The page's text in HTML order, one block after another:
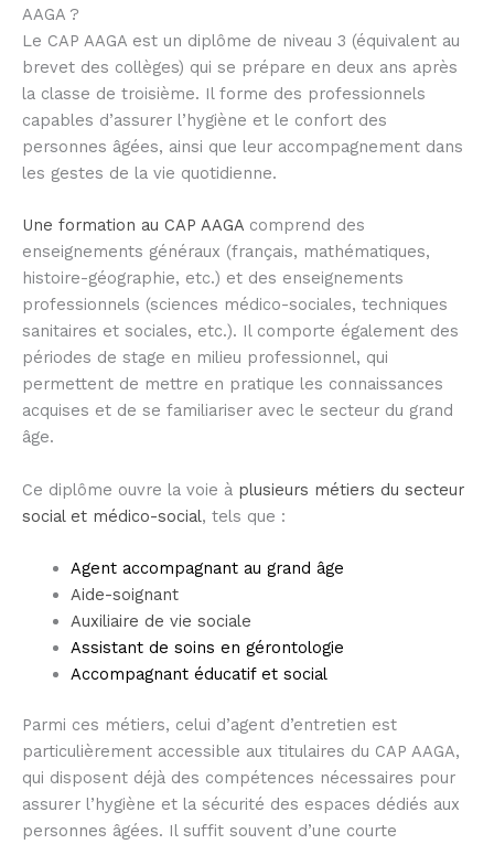
AAGA ?
Le CAP AAGA est un diplôme de niveau 3 (équivalent au
brevet des collèges) qui se prépare en deux ans après
la classe de troisième. Il forme des professionnels
capables d’assurer l’hygiène et le confort des
personnes âgées, ainsi que leur accompagnement dans
les gestes de la vie quotidienne.
Une formation au CAP AAGA comprend des
enseignements généraux (français, mathématiques,
histoire-géographie, etc.) et des enseignements
professionnels (sciences médico-sociales, techniques
sanitaires et sociales, etc.). Il comporte également des
périodes de stage en milieu professionnel, qui
permettent de mettre en pratique les connaissances
acquises et de se familiariser avec le secteur du grand
âge.
Ce diplôme ouvre la voie à plusieurs métiers du secteur
social et médico-social, tels que :
Agent accompagnant au grand âge
Aide-soignant
Auxiliaire de vie sociale
Assistant de soins en gérontologie
Accompagnant éducatif et social
Parmi ces métiers, celui d’agent d’entretien est
particulièrement accessible aux titulaires du CAP AAGA,
qui disposent déjà des compétences nécessaires pour
assurer l’hygiène et la sécurité des espaces dédiés aux
personnes âgées. Il suffit souvent d’une courte